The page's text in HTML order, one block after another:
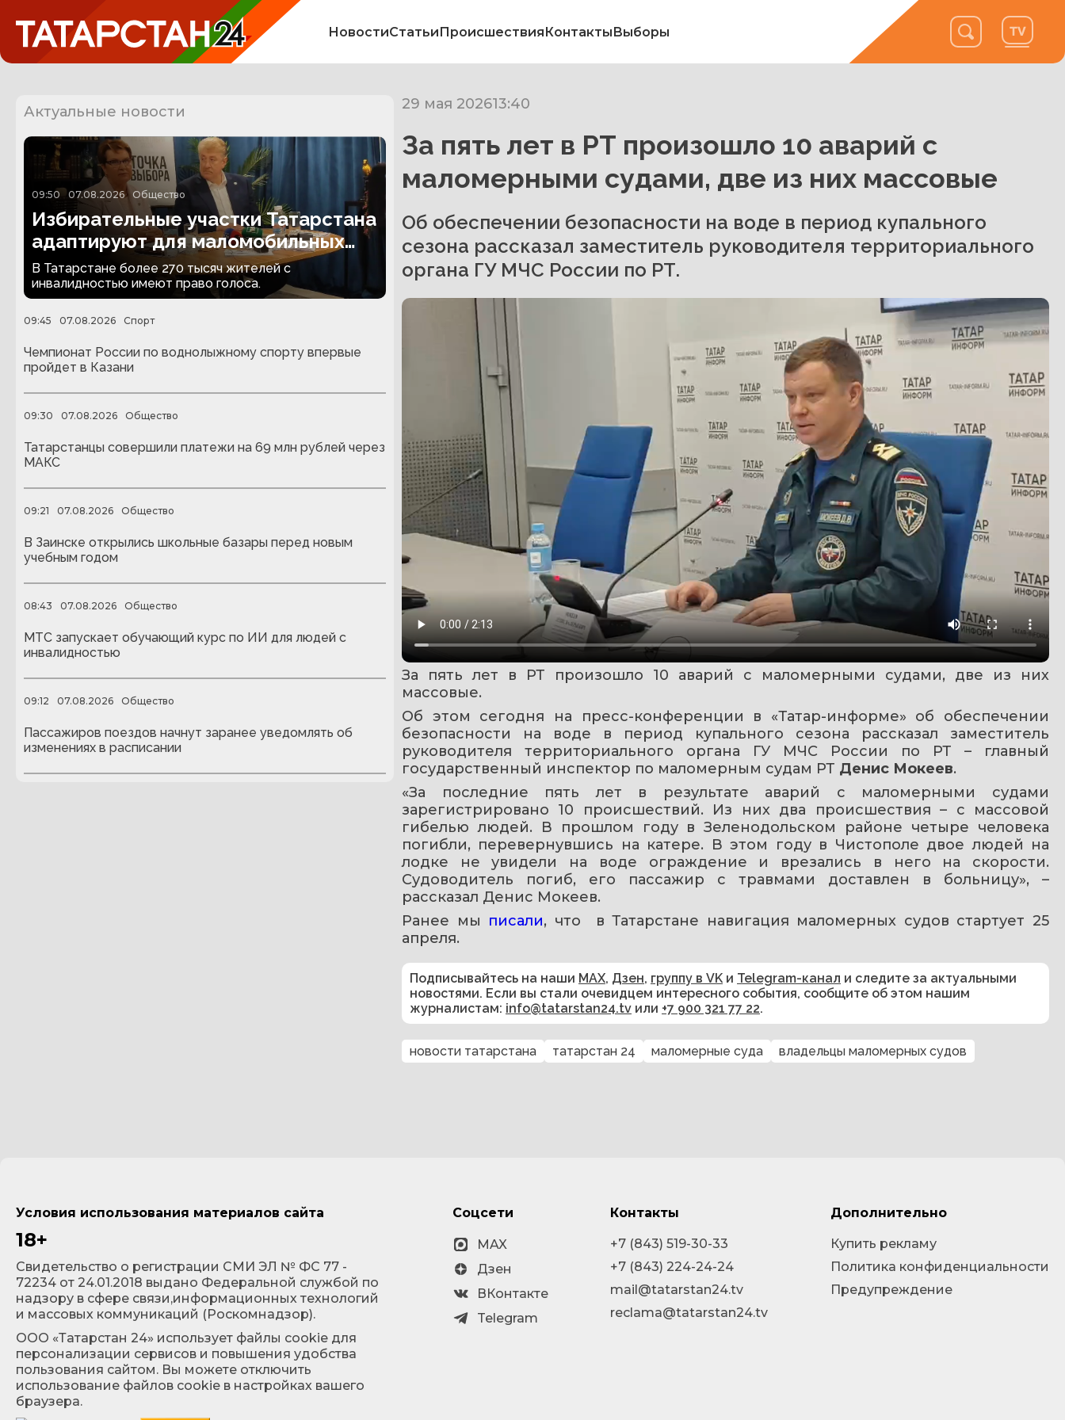
НовостиСтатьиПроисшествияКонтактыВыборы
Актуальные новости
09:50 07.08.2026 Общество
Избирательные участки Татарстана
адаптируют для маломобильных
граждан
В Татарстане более 270 тысяч жителей с
инвалидностью имеют право голоса.
09:45 07.08.2026 Спорт
Чемпионат России по воднолыжному спорту впервые
пройдет в Казани
09:30 07.08.2026 Общество
Татарстанцы совершили платежи на 69 млн рублей через
МАКС
09:21 07.08.2026 Общество
В Заинске открылись школьные базары перед новым
учебным годом
08:43 07.08.2026 Общество
МТС запускает обучающий курс по ИИ для людей с
инвалидностью
09:12 07.08.2026 Общество
Пассажиров поездов начнут заранее уведомлять об
изменениях в расписании
29 мая 202613:40
За пять лет в РТ произошло 10 аварий с
маломерными судами, две из них массовые
Об обеспечении безопасности на воде в период купального
сезона рассказал заместитель руководителя территориального
органа ГУ МЧС России по РТ.
За пять лет в РТ произошло 10 аварий с маломерными судами, две из них
массовые.
Об этом сегодня на пресс-конференции в «Татар-информе» об обеспечении
безопасности на воде в период купального сезона рассказал заместитель
руководителя территориального органа ГУ МЧС России по РТ – главный
государственный инспектор по маломерным судам РТ Денис Мокеев.
«За последние пять лет в результате аварий с маломерными судами
зарегистрировано 10 происшествий. Из них два происшествия – с массовой
гибелью людей. В прошлом году в Зеленодольском районе четыре человека
погибли, перевернувшись на катере. В этом году в Чистополе двое людей на
лодке не увидели на воде ограждение и врезались в него на скорости.
Судоводитель погиб, его пассажир с травмами доставлен в больницу», –
рассказал Денис Мокеев.
Ранее мы писали, что  в Татарстане навигация маломерных судов стартует 25
апреля.
Подписывайтесь на наши MAX, Дзен, группу в VK и Telegram-канал и следите за актуальными
новостями. Если вы стали очевидцем интересного события, сообщите об этом нашим
журналистам: info@tatarstan24.tv или +7 900 321 77 22.
новости татарстана татарстан 24 маломерные суда владельцы маломерных судов
Условия использования материалов сайта
18+
Cвидетельство о регистрации СМИ ЭЛ № ФС 77 -
72234 от 24.01.2018 выдано Федеральной службой по
надзору в сфере связи,информационных технологий
и массовых коммуникаций (Роскомнадзор).
ООО «Татарстан 24» использует файлы cookie для
персонализации сервисов и повышения удобства
пользования сайтом. Вы можете отключить
использование файлов cookie в настройках вашего
браузера.
Соцсети
MAX
Дзен
ВКонтакте
Telegram
Контакты
+7 (843) 519-30-33
+7 (843) 224-24-24
mail@tatarstan24.tv
reclama@tatarstan24.tv
Дополнительно
Купить рекламу
Политика конфиденциальности
Предупреждение